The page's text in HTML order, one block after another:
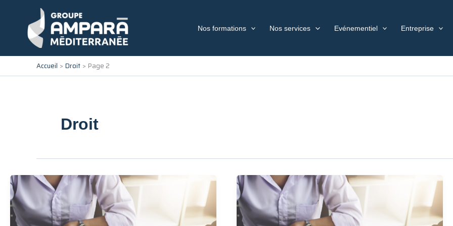
Nos formations Nos services Evénementiel Entreprise
Accueil Droit Page 2
Droit